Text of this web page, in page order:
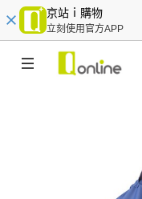
京站ｉ購物
立刻使用官方APP